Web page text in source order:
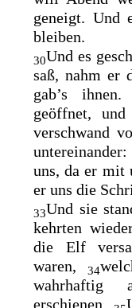
geneigt. Und
bleiben.
30Und es
saß, nahm er
gab’s ihnen.
geöffnet,
verschwand
uns, da er mit
er uns die
33Und sie
kehrten
die Elf
waren,
34
wahrhaftig
erschienen.